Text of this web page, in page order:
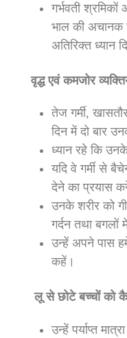
गर्भवती
भाल की अचानक
अतिरिक्त ध्यान
वृद्ध एवं कमजोर
तेज गर्मी,
दिन में दो बार
ध्यान रहे कि
यदि वे गर्मी से
देने का प्रयास
उनके शरीर को
गर्दन तथा बगलों
उन्हें अपने पास
कहें।
लू से छोटे बच्चों को
उन्हें पर्याप्त